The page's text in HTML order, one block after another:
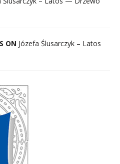
ON Józefa Ślusarczyk – Latos